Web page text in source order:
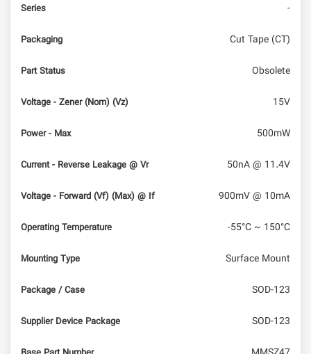
Series -
Packaging Cut Tape (CT)
Part Status Obsolete
Voltage - Zener (Nom) (Vz) 15V
Power - Max 500mW
Current - Reverse Leakage @ Vr 50nA @ 11.4V
Voltage - Forward (Vf) (Max) @ If 900mV @ 10mA
Operating Temperature -55°C ~ 150°C
Mounting Type Surface Mount
Package / Case SOD-123
Supplier Device Package SOD-123